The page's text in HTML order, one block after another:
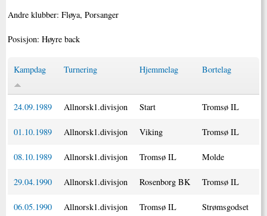
Andre klubber: Fløya, Porsanger
Posisjon: Høyre back
Kampdag Turnering Hjemmelag Bortelag
24.09.1989 Allnorsk1.divisjon Start Tromsø IL
01.10.1989 Allnorsk1.divisjon Viking Tromsø IL
08.10.1989 Allnorsk1.divisjon Tromsø IL Molde
29.04.1990 Allnorsk1.divisjon Rosenborg BK Tromsø IL
06.05.1990 Allnorsk1.divisjon Tromsø IL
Strømsgodset